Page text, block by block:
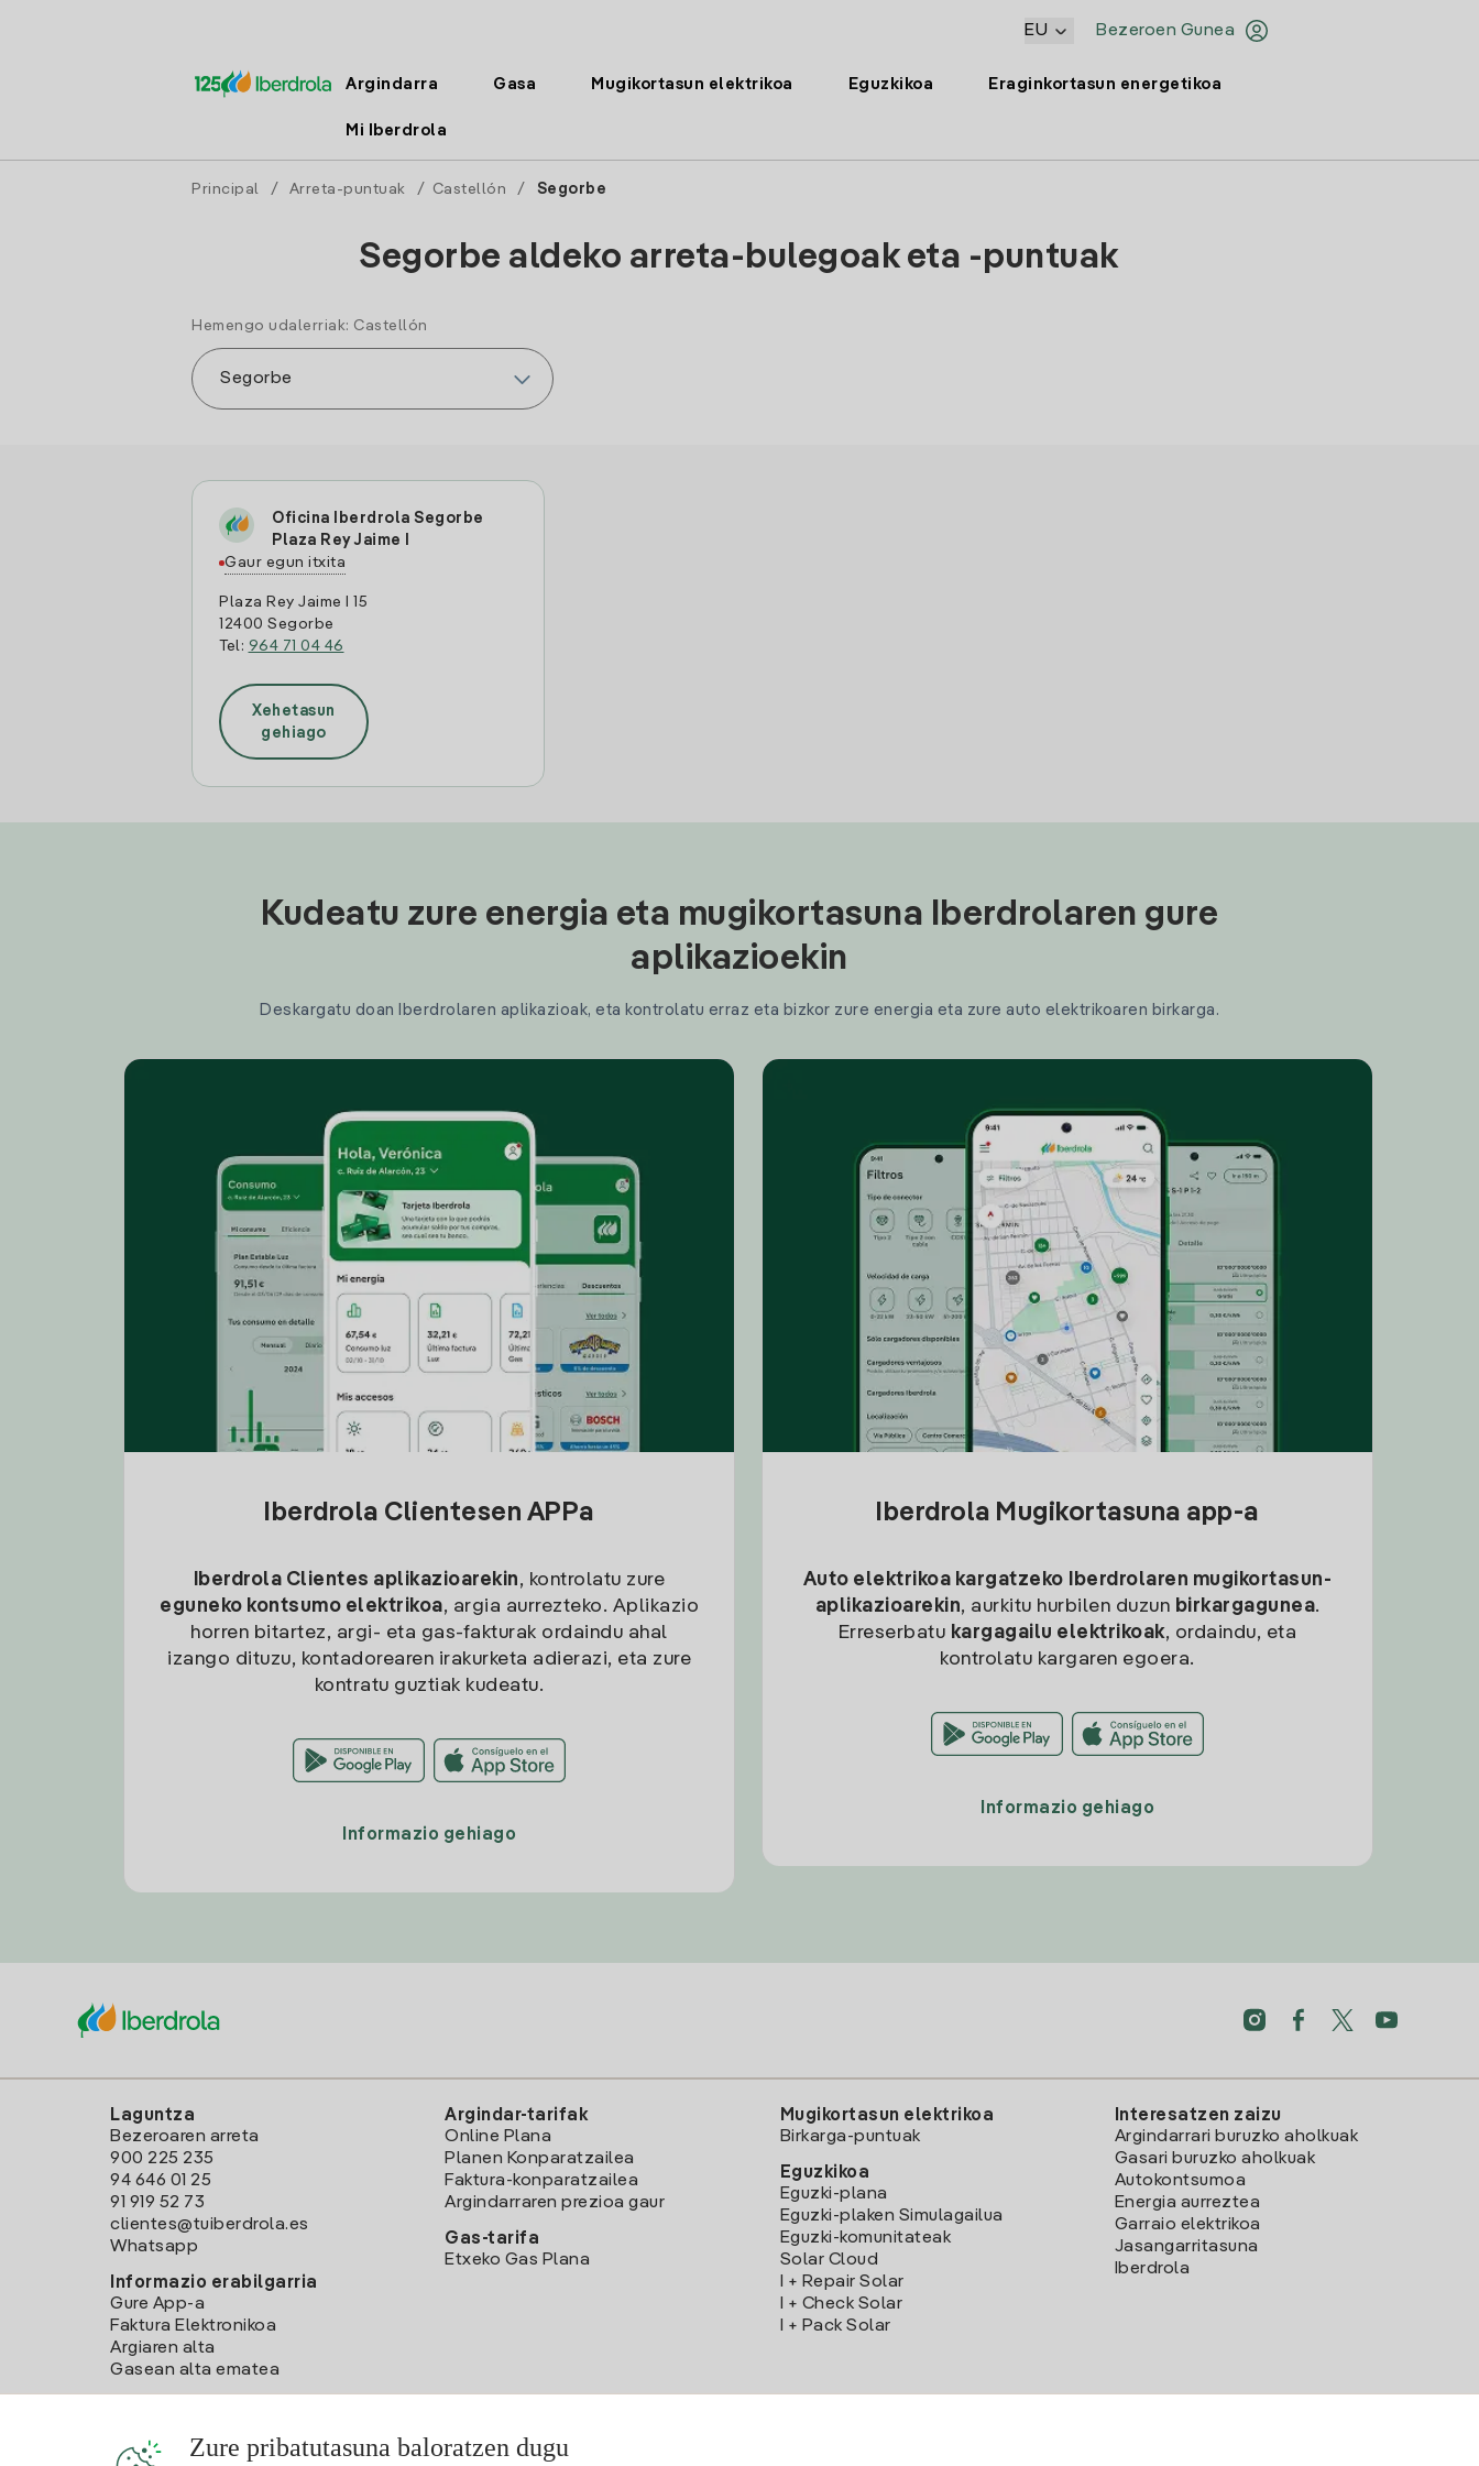
Bezeroen Gunea
EU
Argindarra Gasa Mugikortasun elektrikoa Eguzkikoa Eraginkortasun energetikoa
Mi Iberdrola
Principal / Arreta-puntuak / Castellón / Segorbe
Segorbe aldeko arreta-bulegoak eta -puntuak
Hemengo udalerriak: Castellón
Oficina Iberdrola Segorbe
Plaza Rey Jaime I
Gaur egun itxita
Plaza Rey Jaime I 15
12400 Segorbe
Tel: 964 71 04 46
Xehetasun
gehiago
Kudeatu zure energia eta mugikortasuna Iberdrolaren gure
aplikazioekin
Deskargatu doan Iberdrolaren aplikazioak, eta kontrolatu erraz eta bizkor zure energia eta zure auto elektrikoaren birkarga.
Iberdrola Clientesen APPa
Iberdrola Clientes aplikazioarekin, kontrolatu zure
eguneko kontsumo elektrikoa, argia aurrezteko. Aplikazio
horren bitartez, argi- eta gas-fakturak ordaindu ahal
izango dituzu, kontadorearen irakurketa adierazi, eta zure
kontratu guztiak kudeatu.
Informazio gehiago
Iberdrola Mugikortasuna app-a
Auto elektrikoa kargatzeko
Iberdrolaren mugikortasun-
aplikazioarekin, aurkitu hurbilen duzun birkargagunea.
Erreserbatu kargagailu elektrikoak, ordaindu, eta
kontrolatu kargaren egoera.
Informazio gehiago
Laguntza
Bezeroaren arreta
900 225 235
94 646 01 25
91 919 52 73
clientes@tuiberdrola.es
Whatsapp
Informazio erabilgarria
Gure App-a
Faktura Elektronikoa
Argiaren alta
Gasean alta ematea
Argindar-tarifak
Online Plana
Planen Konparatzailea
Faktura-konparatzailea
Argindarraren prezioa gaur
Gas-tarifa
Etxeko Gas Plana
Mugikortasun elektrikoa
Birkarga-puntuak
Eguzkikoa
Eguzki-plana
Eguzki-plaken Simulagailua
Eguzki-komunitateak
Solar Cloud
I + Repair Solar
I + Check Solar
I + Pack Solar
Interesatzen zaizu
Argindarrari buruzko aholkuak
Gasari buruzko aholkuak
Autokontsumoa
Energia aurreztea
Garraio elektrikoa
Jasangarritasuna
Iberdrola
Zure pribatutasuna baloratzen dugu